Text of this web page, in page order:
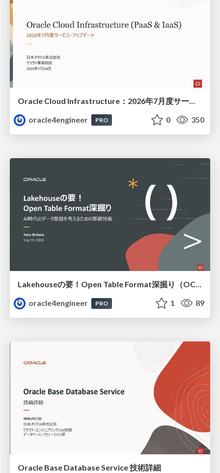
oracle4engineer
PRO 0 350
Lakehouseの要！Open Table Format深掘り（OCHaCafe Season 11 #6）
oracle4engineer
PRO 1 89
Oracle Base Database Service 技術詳細